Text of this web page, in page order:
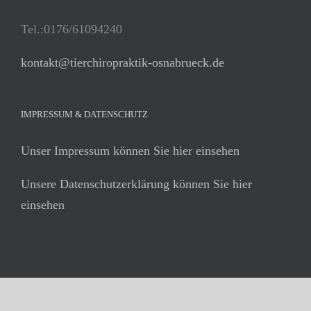
Tel.:0176/61094240
kontakt@tierchiropraktik-osnabrueck.de
IMPRESSUM & DATENSCHUTZ
Unser Impressum können Sie hier einsehen
Unsere Datenschutzerklärung können Sie hier
einsehen